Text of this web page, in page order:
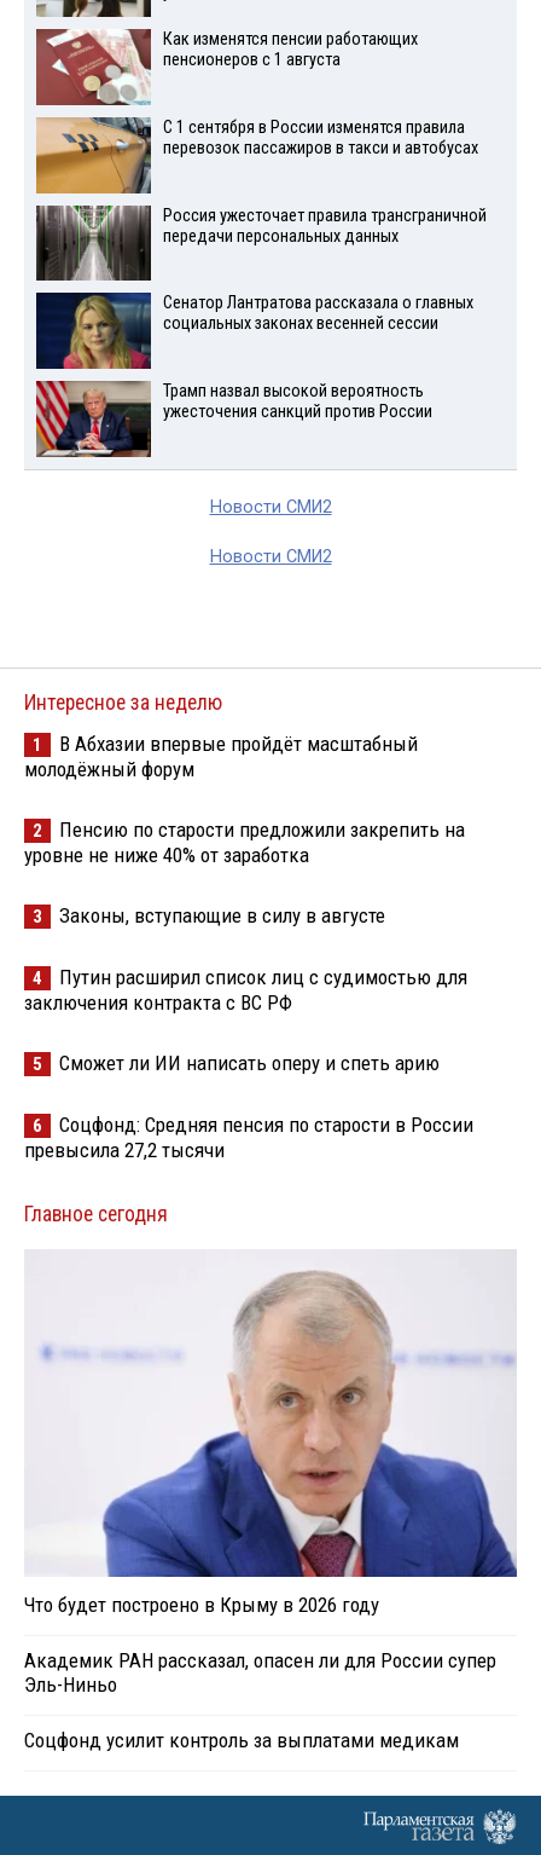
Как изменятся пенсии работающих
пенсионеров с 1 августа
С 1 сентября в России изменятся правила
перевозок пассажиров в такси и автобусах
Россия ужесточает правила трансграничной
передачи персональных данных
Сенатор Лантратова рассказала о главных
социальных законах весенней сессии
Трамп назвал высокой вероятность
ужесточения санкций против России
Новости СМИ2
Новости СМИ2
Интересное за неделю
1
В Абхазии впервые пройдёт масштабный
молодёжный форум
2
Пенсию по старости предложили закрепить на
уровне не ниже 40% от заработка
3 Законы, вступающие в силу в августе
4
Путин расширил список лиц с судимостью для
заключения контракта с ВС РФ
5 Сможет ли ИИ написать оперу и спеть арию
6
Соцфонд: Средняя пенсия по старости в России
превысила 27,2 тысячи
Главное сегодня
Что будет построено в Крыму в 2026 году
Академик РАН рассказал, опасен ли для России супер
Эль-Ниньо
Соцфонд усилит контроль за выплатами медикам